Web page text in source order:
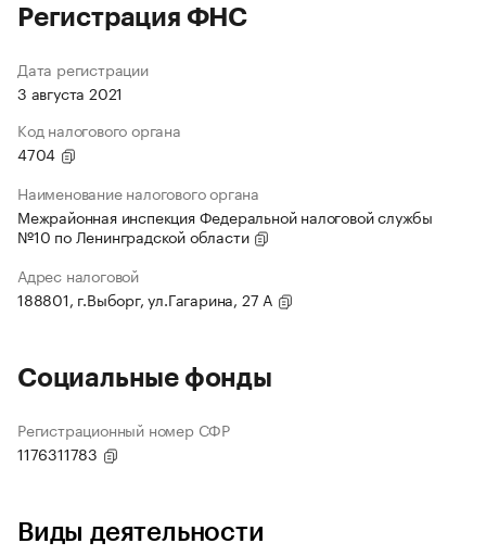
Регистрация ФНС
Дата регистрации
3 августа 2021
Код налогового органа
4704
Наименование налогового органа
Межрайонная инспекция Федеральной налоговой службы
№10 по Ленинградской области
Адрес налоговой
188801, г.Выборг, ул.Гагарина, 27 А
Социальные фонды
Регистрационный номер СФР
1176311783
Виды деятельности